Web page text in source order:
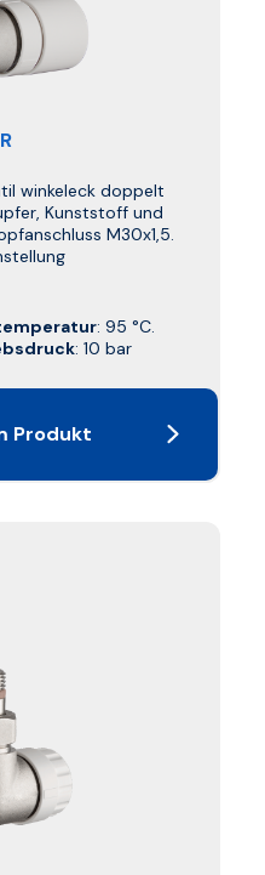
winkeleck doppelt
Kunststoff und
M30x1,5.
: 95 °C.
: 10 bar
Produkt